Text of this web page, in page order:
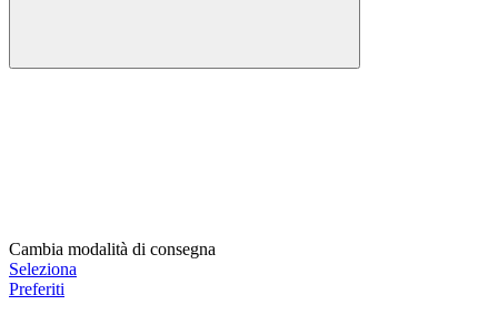
Cambia modalità di consegna
Seleziona
Preferiti